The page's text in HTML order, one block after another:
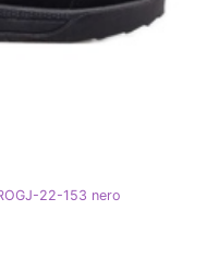
22-153 nero